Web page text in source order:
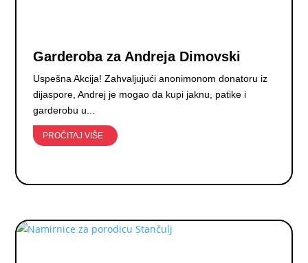
Garderoba za Andreja Dimovski
Uspešna Akcija! Zahvaljujući anonimonom donatoru iz
dijaspore, Andrej je mogao da kupi jaknu, patike i
garderobu u...
PROČITAJ VIŠE